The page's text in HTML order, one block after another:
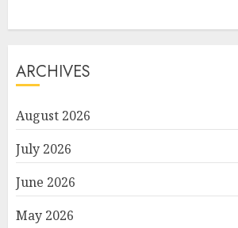
ARCHIVES
August 2026
July 2026
June 2026
May 2026